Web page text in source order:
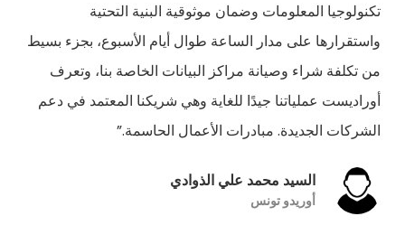
تكنولوجيا المعلومات وضمان موثوقية البنية التحتية
واستقرارها على مدار الساعة طوال أيام الأسبوع، بجزء بسيط
من تكلفة شراء وصيانة مراكز البيانات الخاصة بنا، وتعرف
أوراديست عملياتنا جيدًا للغاية وهي شريكنا المعتمد في دعم
الشركات الجديدة. مبادرات الأعمال الحاسمة.”
السيد محمد علي الذوادي
أوريدو تونس